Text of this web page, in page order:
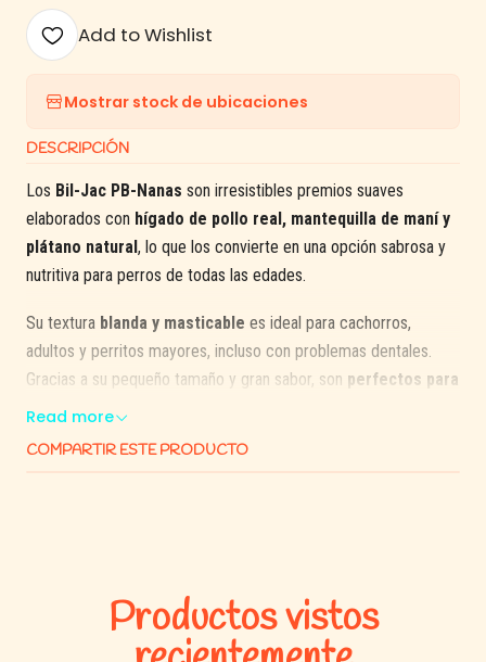
Add to Wishlist
Mostrar stock de ubicaciones
DESCRIPCIÓN
Los Bil-Jac PB-Nanas son irresistibles premios suaves
elaborados con hígado de pollo real, mantequilla de maní y
plátano natural, lo que los convierte en una opción sabrosa y
nutritiva para perros de todas las edades.
Su textura blanda y masticable es ideal para cachorros,
adultos y perritos mayores, incluso con problemas dentales.
Gracias a su pequeño tamaño y gran sabor, son perfectos para
el entrenamiento
Además, estos snacks no contienen gluten ni soya, lo que los
✅ Beneficios clave:
Elaborados con hígado de pollo realcomo primer
Read more
COMPARTIR ESTE PRODUCTO
Productos vistos